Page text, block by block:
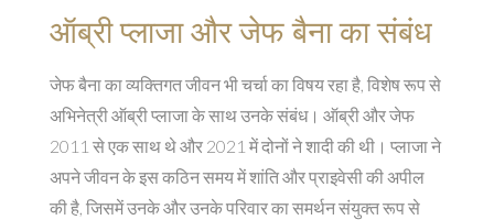
ऑब्री प्लाजा और जेफ बैना का संबंध
जेफ बैना का व्यक्तिगत जीवन भी चर्चा का विषय रहा है, विशेष रूप से
अभिनेत्री ऑब्री प्लाजा के साथ उनके संबंध। ऑब्री और जेफ
2011 से एक साथ थे और 2021 में दोनों ने शादी की थी। प्लाजा ने
अपने जीवन के इस कठिन समय में शांति और प्राइवेसी की अपील
की है, जिसमें उनके और उनके परिवार का समर्थन संयुक्त रूप से